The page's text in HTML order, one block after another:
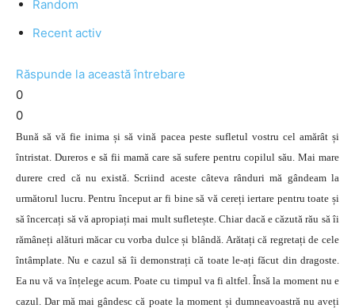
Random
Recent activ
Răspunde la această întrebare
0
0
Bună să vă fie inima și să vină pacea peste sufletul vostru cel amărât și
întristat. Dureros e să fii mamă care să sufere pentru copilul său. Mai mare
durere cred că nu există. Scriind aceste câteva rânduri mă gândeam la
următorul lucru. Pentru început ar fi bine să vă cereți iertare pentru toate și
să încercați să vă apropiați mai mult sufletește. Chiar dacă e căzută rău să îi
rămâneți alături măcar cu vorba dulce și blândă. Arătați că regretați de cele
întâmplate. Nu e cazul să îi demonstrați că toate le-ați făcut din dragoste.
Ea nu vă va înțelege acum. Poate cu timpul va fi altfel. Însă la moment nu e
cazul. Dar mă mai gândesc că poate la moment și dumneavoastră nu aveți